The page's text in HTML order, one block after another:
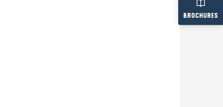
BROCHURES